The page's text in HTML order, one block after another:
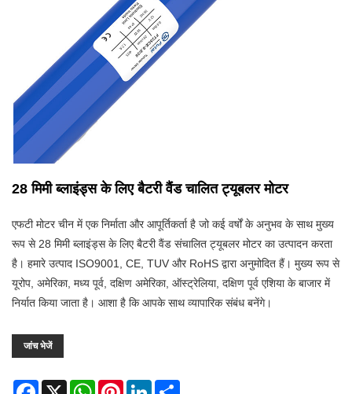
28 मिमी ब्लाइंड्स के लिए बैटरी वैंड चालित ट्यूबलर मोटर
एफटी मोटर चीन में एक निर्माता और आपूर्तिकर्ता है जो कई वर्षों के अनुभव के साथ मुख्य
रूप से 28 मिमी ब्लाइंड्स के लिए बैटरी वैंड संचालित ट्यूबलर मोटर का उत्पादन करता
है। हमारे उत्पाद ISO9001, CE, TUV और RoHS द्वारा अनुमोदित हैं। मुख्य रूप से
यूरोप, अमेरिका, मध्य पूर्व, दक्षिण अमेरिका, ऑस्ट्रेलिया, दक्षिण पूर्व एशिया के बाजार में
निर्यात किया जाता है। आशा है कि आपके साथ व्यापारिक संबंध बनेंगे।
जांच भेजें
Facebook
X WhatsAppPinterestLinkedIn